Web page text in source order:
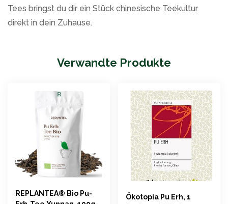
Tees bringst du dir ein Stück chinesische Teekultur
direkt in dein Zuhause.
Verwandte Produkte
REPLANTEA® Bio Pu-
Ökotopia Pu Erh, 1